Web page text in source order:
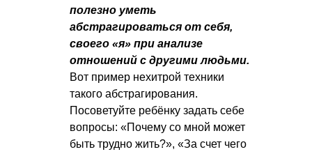
полезно уметь
абстрагироваться от себя,
своего «я» при анализе
отношений с другими людьми.
Вот пример нехитрой техники
такого абстрагирования.
Посоветуйте ребёнку задать себе
вопросы: «Почему со мной может
быть трудно жить?», «За счет чего